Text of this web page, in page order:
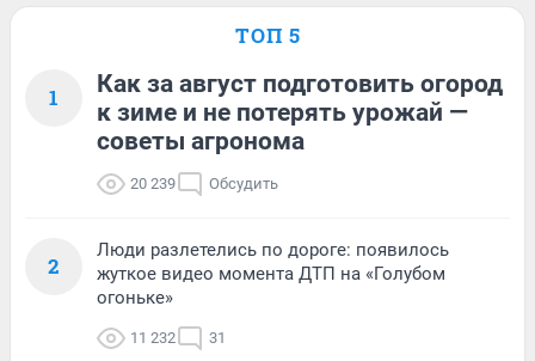
ТОП 5
1
Как за август подготовить огород
к зиме и не потерять урожай —
советы агронома
20 239 Обсудить
2
Люди разлетелись по дороге: появилось
жуткое видео момента ДТП на «Голубом
огоньке»
11 232 31